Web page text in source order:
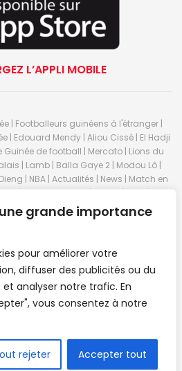
grande importance
pour améliorer votre
diffuser des publicités ou du
analyser notre trafic. En
vous consentez à notre
rejeter Accepter tout
L’APPLI MOBILE
| Footballeurs guinéens à l'étranger |
| Edouard Mendy | Aliou Cissé | El Hadji
de football | Mercato | Lions du
| Lamb | Balla Gaye 2 | Modou Lô |
| NBA | Actualités | News | Match en
| Premier League | Ligue 1 | Liga | Serie
Sport Guineen | Basket Guineens | Foot
Match Guinee | Championnat Guinée |
d'Afrique des nations de football |
de Guinée | Senegal Equipe |
| Coupe de Guinée | Stade du 28
Guinee | Sport Senegal | Paris Foot |
Dakar | La Guinée | Live Sport | RTG |
| Foot direct | Eurosports | Football
| Clubs de football guinéens |
theme byConfordev.